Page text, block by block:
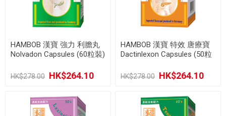
HAMBOB 漢寶 強力 利膽丸
Nolvadon Capsules (60粒裝)
HK$278.00 HK$264.10
HAMBOB 漢寶 特效 唐療寶
Dactinlexon Capsules (50粒
HK$278.00 HK$264.10